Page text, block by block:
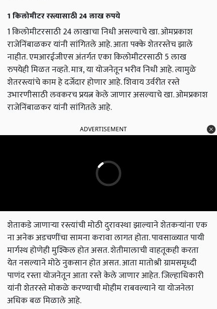
1 किलोमीटर रस्त्यासाठी 24 लाख रुपये
1 किलोमीटरसाठी 24 लाखाचा निधी असल्याचे खा. ओमप्रकाश
राजेनिंबाळकर यांनी सांगितले आहे. आता पक्के शेतरस्तेच झाले
नाहीत. एमआरईजीएस अंतर्गत एका किलोमीटरसाठी 5 लाख
रुपयेही मिळत नव्हते. मात्र, या योजनेतून भरीव निधी आहे. त्यामुळे
शेतरस्त्यांचे काम हे दर्जेदार होणार आहे. शिवाय उर्वरीत रस्ते
उभारणीसाठी लवकरच प्रयत्न केले जाणार असल्याचे खा. ओमप्रकाश
राजेनिंबाळकर यांनी सांगितले आहे.
ADVERTISEMENT
शेताकडे जाणाऱ्या रस्त्यांची मोठी दुरावस्था झाल्याने शेतकऱ्यांना एक
ना अनेक अडचणींचा सामना करावा लागत होता. पावसाळ्यात पायी
मार्गस्थ होणेही मुश्किल होत असत. शेतीमालाची वाहतूकही करता
येत नसल्याने मोठे नुकसान होत असत. आता मातोश्री ग्रामसमृध्दी
पाणंद रस्ता योजनेतून आता रस्ते केले जाणार आहेत. जिल्हाधिकारी
यांनी शेतरस्ते मोकळे करण्याची मोहीम राबवल्याने या योजनेला
अधिक बळ मिळाले आहे.